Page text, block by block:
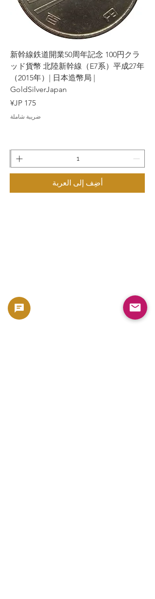
新幹線鉄道開業50周年記念 100円クラ
ッド貨幣 北陸新幹線（E7系）平成27年
（2015年）| 日本造幣局 |
GoldSilverJapan
السعر
ضريبة شاملة
أضِف إلى العربة